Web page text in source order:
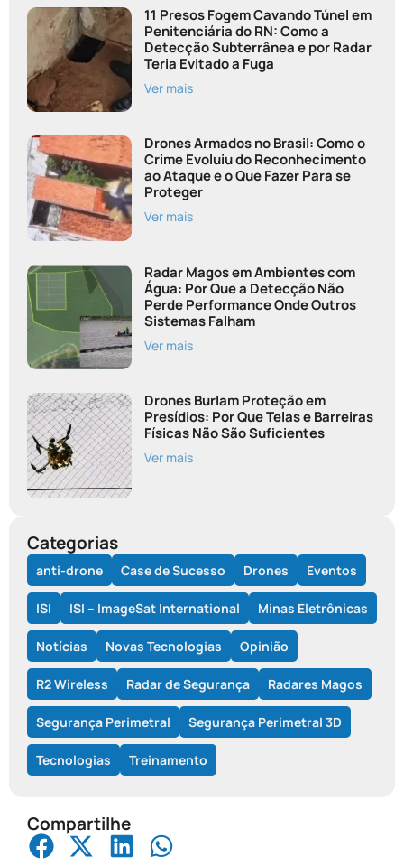
11 Presos Fogem Cavando Túnel em
Penitenciária do RN: Como a
Detecção Subterrânea e por Radar
Teria Evitado a Fuga
Ver mais
Drones Armados no Brasil: Como o
Crime Evoluiu do Reconhecimento
ao Ataque e o Que Fazer Para se
Proteger
Ver mais
Radar Magos em Ambientes com
Água: Por Que a Detecção Não
Perde Performance Onde Outros
Sistemas Falham
Ver mais
Drones Burlam Proteção em
Presídios: Por Que Telas e Barreiras
Físicas Não São Suficientes
Ver mais
Categorias
anti-drone Case de Sucesso Drones Eventos
ISI ISI – ImageSat International Minas Eletrônicas
Notícias Novas Tecnologias Opinião
R2 Wireless Radar de Segurança Radares Magos
Segurança Perimetral Segurança Perimetral 3D
Tecnologias Treinamento
Compartilhe